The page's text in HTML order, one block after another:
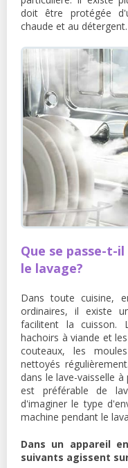
doit être protégée
chaude et au détergent.
Que se passe-t-
le lavage?
Dans toute cuisine,
ordinaires, il existe
facilitent la cuisson.
hachoirs à viande et
couteaux, les
nettoyés
dans le lave-vaisselle
est préférable de
d'imaginer le type
machine pendant le
Dans un appareil
suivants agissent